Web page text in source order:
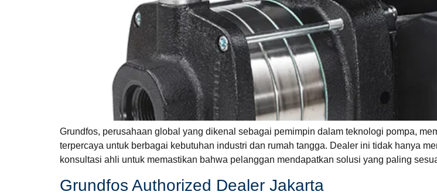
Grundfos, perusahaan global yang dikenal sebagai pemimpin dalam teknologi pompa,
terpercaya untuk berbagai kebutuhan industri dan rumah tangga. Dealer ini tidak hanya
konsultasi ahli untuk memastikan bahwa pelanggan mendapatkan solusi yang paling
Grundfos Authorized Dealer Jakarta